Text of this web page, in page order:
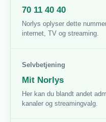
70 11 40 40
Norlys oplyser dette
internet, TV og streaming.
Selvbetjening
Mit Norlys
Her kan du blandt andet
kanaler og streamingvalg.